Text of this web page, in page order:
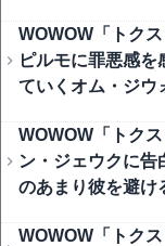
WOWOW「トク
ピルモに罪悪感
ていくオム・ジウ
WOWOW「トク
ン・ジェウクに告
のあまり彼を避け
WOWOW「トク